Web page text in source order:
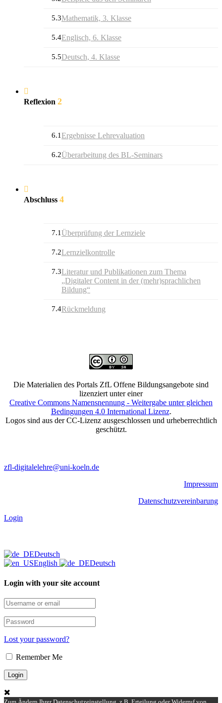
5.3Mathematik, 3. Klasse
5.4Englisch, 6. Klasse
5.5Deutsch, 4. Klasse
Reflexion 2
6.1Ergebnisse Lehrevaluation
6.2Überarbeitung des BL-Seminars
Abschluss 4
7.1Überprüfung der Lernziele
7.2Lernzielkontrolle
7.3Literatur und Publikationen zum Thema
„Digitaler Content in der (mehr)sprachlichen
Bildung“
7.4Rückmeldung
Die Materialien des Portals ZfL Offene Bildungsangebote sind
lizenziert unter einer
Creative Commons Namensnennung - Weitergabe unter gleichen
Bedingungen 4.0 International Lizenz.
Logos sind aus der CC-Lizenz ausgeschlossen und urheberrechtlich
geschützt.
zfl-digitalelehre@uni-koeln.de
Impressum
Datenschutzvereinbarung
Login
Deutsch
English
Deutsch
Login with your site account
Lost your password?
Remember Me